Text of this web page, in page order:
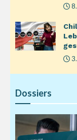
Dossiers